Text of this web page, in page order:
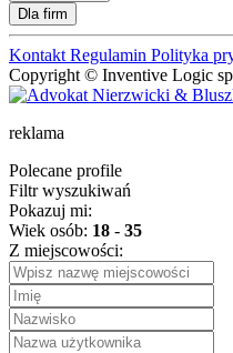
Dla firm
Kontakt Regulamin Polityka
Copyright © Inventive Logic
reklama
Polecane profile
Filtr wyszukiwań
Pokazuj mi:
Wiek osób: 18 - 35
Z miejscowości: